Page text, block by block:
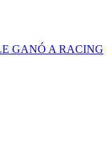
GANÓ A RACING